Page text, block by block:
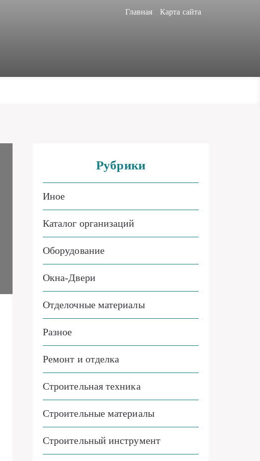
Главная Карта сайта
Рубрики
Иное
Каталог организаций
Оборудование
Окна-Двери
Отделочные материалы
Разное
Ремонт и отделка
Строительная техника
Строительные материалы
Строительный инструмент